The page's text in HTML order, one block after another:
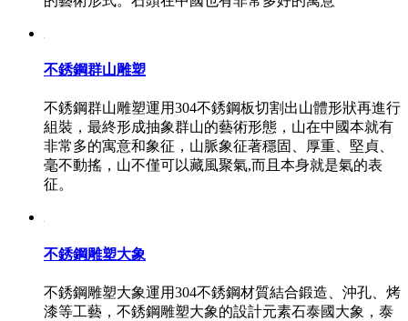
不銹鋼群山雕塑
不銹鋼群山雕塑運用304不銹鋼板切割出山體形狀再進行
組裝，最終形成抽象群山的藝術形態，山在中國本就有
非常多的寓意和象征，山脈象征著穩固、厚重、堅貞、
毫不動搖，山不僅可以藏風聚氣,而且本身就是氣的表
征。
不銹鋼雕塑大象
不銹鋼雕塑大象運用304不銹鋼材質結合鍛造、沖孔、烤
漆等工藝，不銹鋼雕塑大象的設計元素石泰國大象，泰